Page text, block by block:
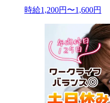
時給1,200円〜1,600円